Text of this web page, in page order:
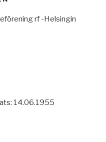
rf -Helsingin
14.06.1955